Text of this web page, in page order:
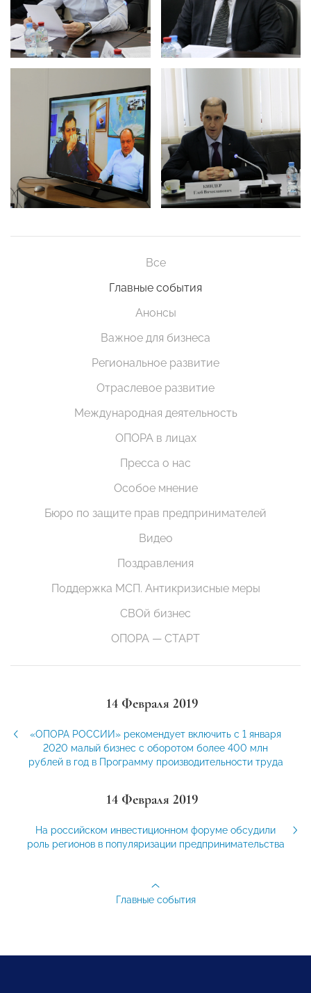
Все
Главные события
Анонсы
Важное для бизнеса
Региональное развитие
Отраслевое развитие
Международная деятельность
ОПОРА в лицах
Пресса о нас
Особое мнение
Бюро по защите прав предпринимателей
Видео
Поздравления
Поддержка МСП. Антикризисные меры
СВОй бизнес
ОПОРА — СТАРТ
14 Февраля 2019
«ОПОРА РОССИИ» рекомендует включить с 1 января
2020 малый бизнес с оборотом более 400 млн
рублей в год в Программу производительности труда
14 Февраля 2019
На российском инвестиционном форуме обсудили
роль регионов в популяризации предпринимательства
Главные события